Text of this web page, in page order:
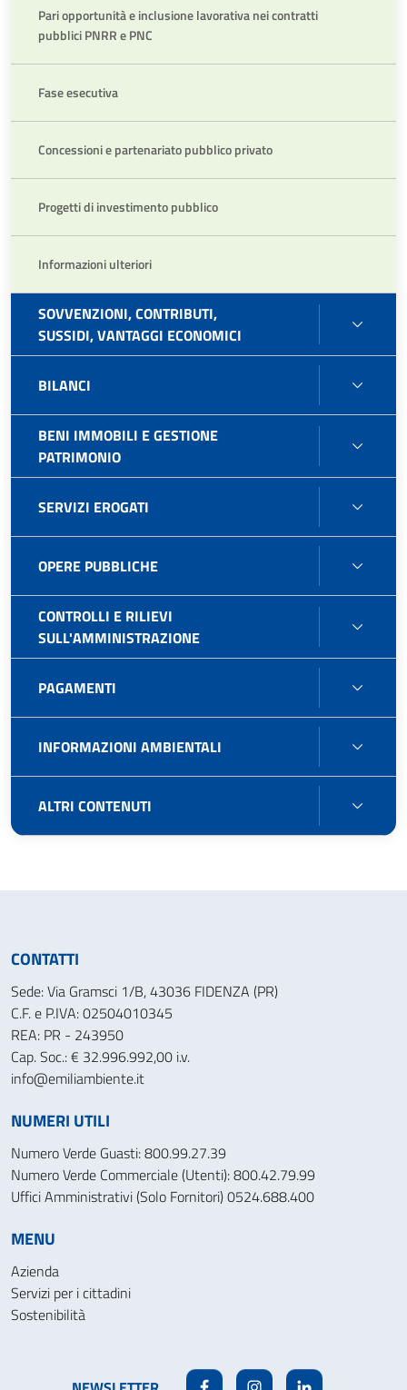
Pari opportunità e inclusione lavorativa nei contratti
pubblici PNRR e PNC
Fase esecutiva
Concessioni e partenariato pubblico privato
Progetti di investimento pubblico
Informazioni ulteriori
SOVVENZIONI, CONTRIBUTI,
SUSSIDI, VANTAGGI ECONOMICI
BILANCI
BENI IMMOBILI E GESTIONE
PATRIMONIO
SERVIZI EROGATI
OPERE PUBBLICHE
CONTROLLI E RILIEVI
SULL'AMMINISTRAZIONE
PAGAMENTI
INFORMAZIONI AMBIENTALI
ALTRI CONTENUTI
CONTATTI
Sede: Via Gramsci 1/B, 43036 FIDENZA (PR)
C.F. e P.IVA: 02504010345
REA: PR - 243950
Cap. Soc.: € 32.996.992,00 i.v.
info@emiliambiente.it
NUMERI UTILI
Numero Verde Guasti: 800.99.27.39
Numero Verde Commerciale (Utenti): 800.42.79.99
Uffici Amministrativi (Solo Fornitori) 0524.688.400
MENU
Azienda
Servizi per i cittadini
Sostenibilità